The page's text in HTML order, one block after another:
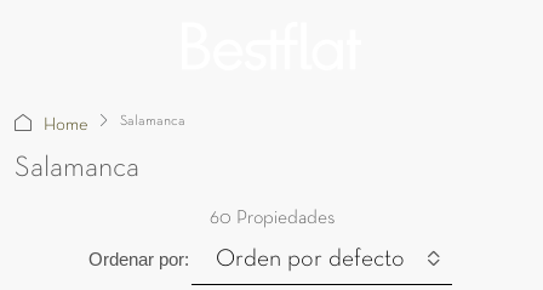
Home Salamanca
Salamanca
60 Propiedades
Ordenar por: Orden por defecto